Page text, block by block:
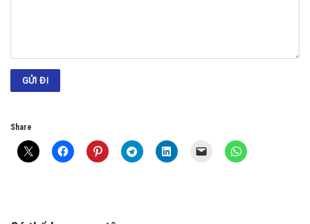
Share